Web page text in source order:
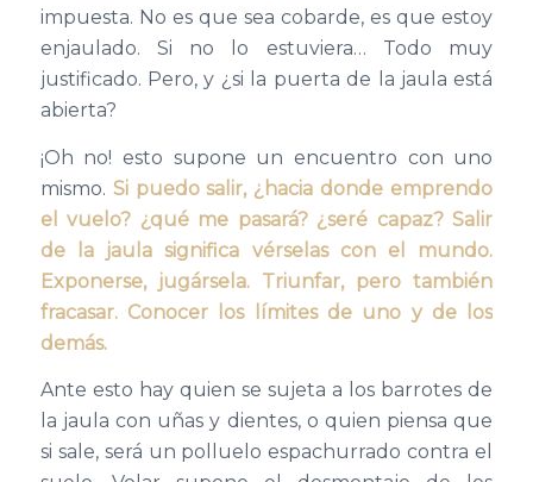
impuesta. No es que sea cobarde, es que estoy
enjaulado. Si no lo estuviera… Todo muy
justificado. Pero, y ¿si la puerta de la jaula está
abierta?
¡Oh no! esto supone un encuentro con uno
mismo. Si puedo salir, ¿hacia donde emprendo
el vuelo? ¿qué me pasará? ¿seré capaz? Salir
de la jaula significa vérselas con el mundo.
Exponerse, jugársela. Triunfar, pero también
fracasar. Conocer los límites de uno y de los
demás.
Ante esto hay quien se sujeta a los barrotes de
la jaula con uñas y dientes, o quien piensa que
si sale, será un polluelo espachurrado contra el